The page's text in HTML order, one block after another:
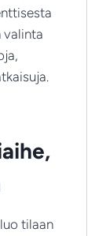
valinta
tilaan